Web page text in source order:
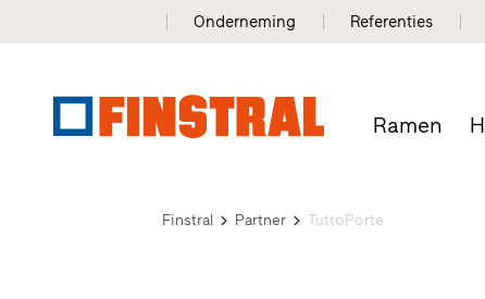
Onderneming Referenties
Ramen
Finstral Partner TuttoPorte